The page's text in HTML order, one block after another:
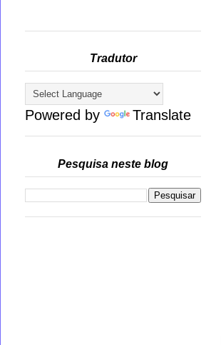
Tradutor
Powered by Translate
Pesquisa neste blog